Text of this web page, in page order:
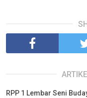
RPP 1 Lembar Seni